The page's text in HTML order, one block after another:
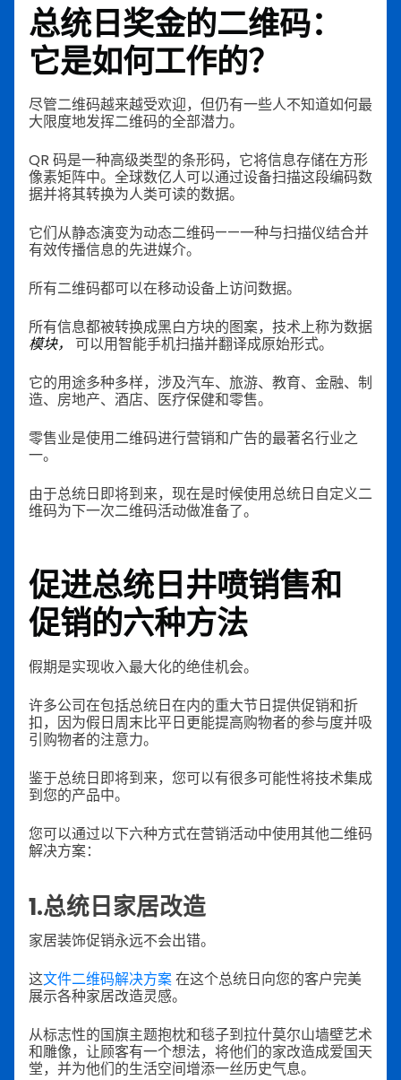
总统日奖金的二维码：
它是如何工作的？
尽管二维码越来越受欢迎，但仍有一些人不知道如何最
大限度地发挥二维码的全部潜力。
QR 码是一种高级类型的条形码，它将信息存储在方形
像素矩阵中。全球数亿人可以通过设备扫描这段编码数
据并将其转换为人类可读的数据。
它们从静态演变为动态二维码——一种与扫描仪结合并
有效传播信息的先进媒介。
所有二维码都可以在移动设备上访问数据。
所有信息都被转换成黑白方块的图案，技术上称为数据
模块，
可以用智能手机扫描并翻译成原始形式。
它的用途多种多样，涉及汽车、旅游、教育、金融、制
造、房地产、酒店、医疗保健和零售。
零售业是使用二维码进行营销和广告的最著名行业之
一。
由于总统日即将到来，现在是时候使用总统日自定义二
维码为下一次二维码活动做准备了。
促进总统日井喷销售和
促销的六种方法
假期是实现收入最大化的绝佳机会。
许多公司在包括总统日在内的重大节日提供促销和折
扣，因为假日周末比平日更能提高购物者的参与度并吸
引购物者的注意力。
鉴于总统日即将到来，您可以有很多可能性将技术集成
到您的产品中。
您可以通过以下六种方式在营销活动中使用其他二维码
解决方案：
1.总统日家居改造
家居装饰促销永远不会出错。
这文件二维码解决方案在这个总统日向您的客户完美
展示各种家居改造灵感。
从标志性的国旗主题抱枕和毯子到拉什莫尔山墙壁艺术
和雕像，让顾客有一个想法，将他们的家改造成爱国天
堂，并为他们的生活空间增添一丝历史气息。